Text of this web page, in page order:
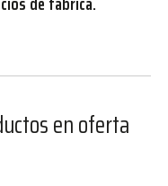
en oferta